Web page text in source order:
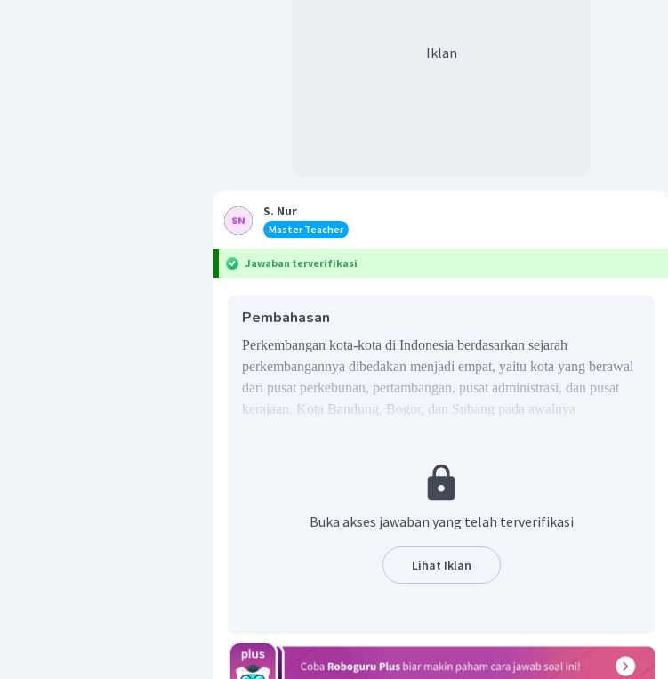
Iklan
S. Nur
Master Teacher
Jawaban terverifikasi
Pembahasan
Perkembangan kota-kota di Indonesia berdasarkan sejarah
perkembangannya dibedakan menjadi empat, yaitu kota yang berawal
dari pusat perkebunan, pertambangan, pusat administrasi, dan pusat
kerajaan. Kota Bandung, Bogor, dan Subang pada awalnya
Buka akses jawaban yang telah terverifikasi
Lihat Iklan